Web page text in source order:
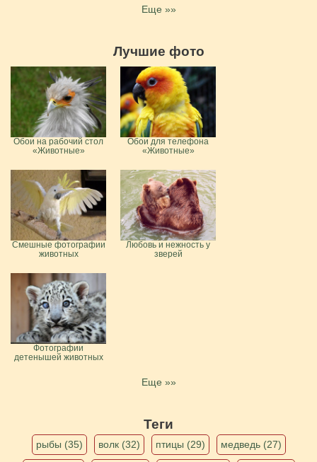
Еще »»
Лучшие фото
Обои на рабочий стол
«Животные»
Обои для телефона
«Животные»
Смешные фотографии
животных
Любовь и нежность у
зверей
Фотографии
детенышей животных
Еще »»
Теги
рыбы (35) волк (32) птицы (29) медведь (27)